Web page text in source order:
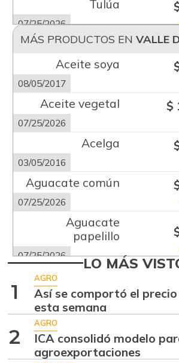
Tulúa
07/25/2026
MÁS PRODUCTOS EN VALLE
Aceite soya
08/05/2017
Aceite vegetal
07/25/2026
$
Acelga
03/05/2016
Aguacate común
07/25/2026
Aguacate
papelillo
07/25/2026
07/25/2026
Ajo
07/25/2026
Alas de pollo sin
LO MÁS
1
AGRO
Así se comportó el
esta semana
2
AGRO
ICA consolidó modelo
agroexportaciones